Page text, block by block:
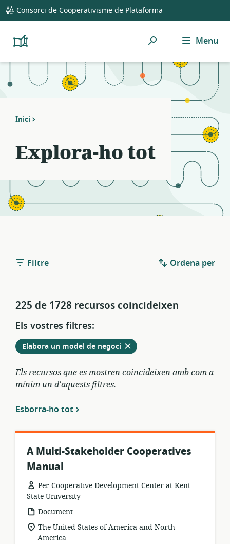
global
navigation
Consorci de Cooperativisme de Plataforma
Platform
Resource
Cerca Menu
Inici
Explora-ho tot
Filtre Ordena per
225 de 1728 recursos coincideixen
Els vostres filtres:
Elimina
Elabora un model de negoci dels
filtres
actuals
Els recursos que es mostren coincideixen amb com a
mínim un d'aquests filtres.
Esborra-ho tot
A Multi-Stakeholder Cooperatives
Manual
Per Cooperative Development Center at Kent
State University
format
dels
recursos:
Document
ubicació
rellevant:
The United States of America and North
America
Notifications
21
filters
Resource